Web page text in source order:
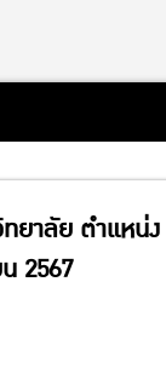
ยาลัย ตำแหน่ง
2567